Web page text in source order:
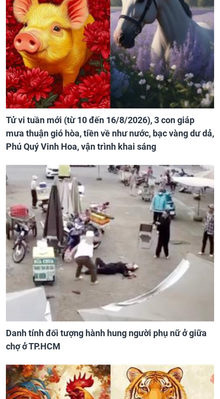
Tử vi tuần mới (từ 10 đến 16/8/2026), 3 con giáp
mưa thuận gió hòa, tiền về như nước, bạc vàng dư dả,
Phú Quý Vinh Hoa, vận trình khai sáng
Danh tính đối tượng hành hung người phụ nữ ở giữa
chợ ở TP.HCM